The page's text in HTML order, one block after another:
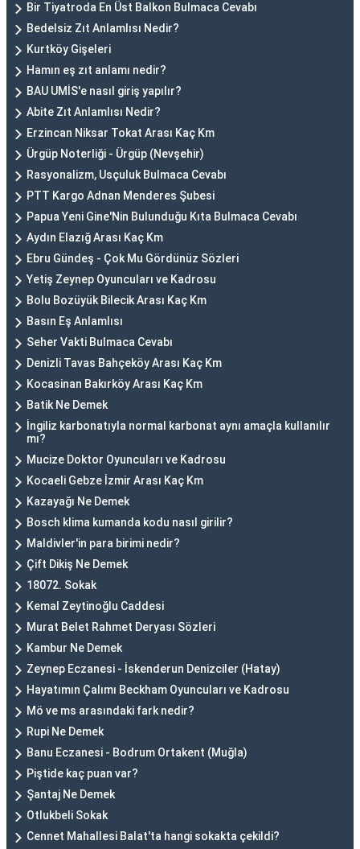
Bir Tiyatroda En Üst Balkon Bulmaca Cevabı
Bedelsiz Zıt Anlamlısı Nedir?
Kurtköy Gişeleri
Hamın eş zıt anlamı nedir?
BAU UMİS'e nasıl giriş yapılır?
Abite Zıt Anlamlısı Nedir?
Erzincan Niksar Tokat Arası Kaç Km
Ürgüp Noterliği - Ürgüp (Nevşehir)
Rasyonalizm, Usçuluk Bulmaca Cevabı
PTT Kargo Adnan Menderes Şubesi
Papua Yeni Gine'Nin Bulunduğu Kıta Bulmaca Cevabı
Aydın Elazığ Arası Kaç Km
Ebru Gündeş - Çok Mu Gördünüz Sözleri
Yetiş Zeynep Oyuncuları ve Kadrosu
Bolu Bozüyük Bilecik Arası Kaç Km
Basın Eş Anlamlısı
Seher Vakti Bulmaca Cevabı
Denizli Tavas Bahçeköy Arası Kaç Km
Kocasinan Bakırköy Arası Kaç Km
Batik Ne Demek
İngiliz karbonatıyla normal karbonat aynı amaçla kullanılır
mı?
Mucize Doktor Oyuncuları ve Kadrosu
Kocaeli Gebze İzmir Arası Kaç Km
Kazayağı Ne Demek
Bosch klima kumanda kodu nasıl girilir?
Maldivler'in para birimi nedir?
Çift Dikiş Ne Demek
18072. Sokak
Kemal Zeytinoğlu Caddesi
Murat Belet Rahmet Deryası Sözleri
Kambur Ne Demek
Zeynep Eczanesi - İskenderun Denizciler (Hatay)
Hayatımın Çalımı Beckham Oyuncuları ve Kadrosu
Mö ve ms arasındaki fark nedir?
Rupi Ne Demek
Banu Eczanesi - Bodrum Ortakent (Muğla)
Piştide kaç puan var?
Şantaj Ne Demek
Otlukbeli Sokak
Cennet Mahallesi Balat'ta hangi sokakta çekildi?